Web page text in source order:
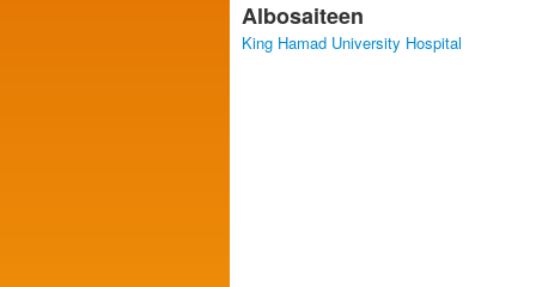
Albosaiteen
King Hamad University Hospital